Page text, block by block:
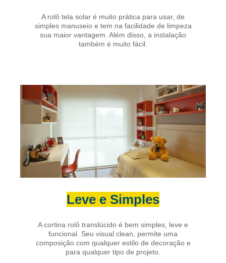
A rolô tela solar é muito prática para usar, de
simples manuseio e tem na facilidade de limpeza
sua maior vantagem. Além disso, a instalação
também é muito fácil.
Leve e Simples
A cortina rolô translúcido é bem simples, leve e
funcional. Seu visual clean, permite uma
composição com qualquer estilo de decoração e
para qualquer tipo de projeto.